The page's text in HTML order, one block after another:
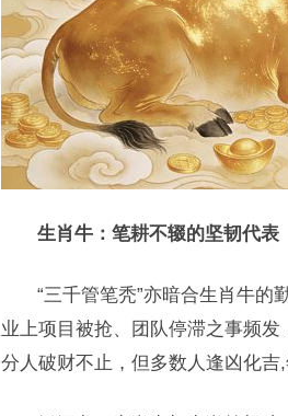
生肖牛：笔耕不辍的坚韧代表
“三千管笔秃”亦暗合生肖牛的
业上项目被抢、团队停滞之事频
分人破财不止，但多数人逢凶化吉,